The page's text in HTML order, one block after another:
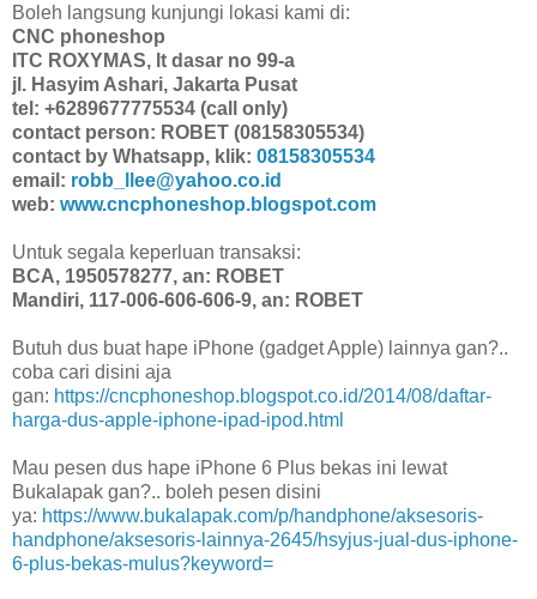
Boleh langsung kunjungi lokasi kami di:
CNC phoneshop
ITC ROXYMAS, lt dasar no 99-a
jl. Hasyim Ashari, Jakarta Pusat
tel: +6289677775534 (call only)
contact person: ROBET (08158305534)
contact by Whatsapp, klik: 08158305534
email: robb_llee@yahoo.co.id
web: www.cncphoneshop.blogspot.com
Untuk segala keperluan transaksi:
BCA, 1950578277, an: ROBET
Mandiri, 117-006-606-606-9, an: ROBET
Butuh dus buat hape iPhone (gadget Apple) lainnya gan?..
coba cari disini aja
gan: https://cncphoneshop.blogspot.co.id/2014/08/daftar-
harga-dus-apple-iphone-ipad-ipod.html
Mau pesen dus hape iPhone 6 Plus bekas ini lewat
Bukalapak gan?.. boleh pesen disini
ya: https://www.bukalapak.com/p/handphone/aksesoris-
handphone/aksesoris-lainnya-2645/hsyjus-jual-dus-iphone-
6-plus-bekas-mulus?keyword=